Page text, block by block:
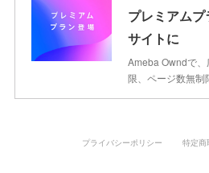
プレミアム
サイトに
Ameba Owndで
限、ページ数無制
プライバシーポリシー 特定商